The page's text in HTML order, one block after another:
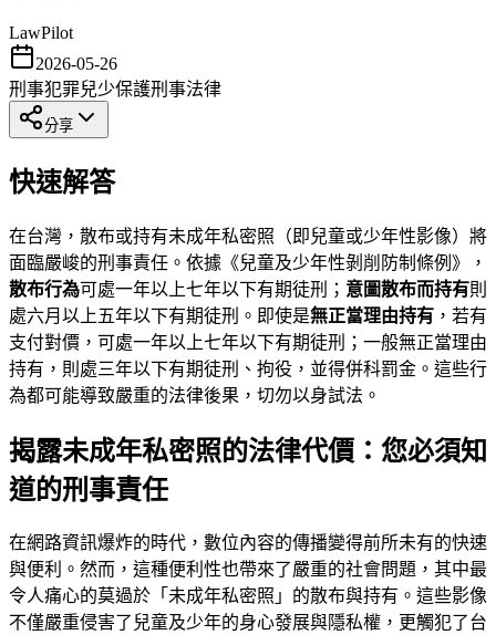
LawPilot
2026-05-26
刑事犯罪兒少保護刑事法律
分享
快速解答
在台灣，散布或持有未成年私密照（即兒童或少年性影像）將
面臨嚴峻的刑事責任。依據《兒童及少年性剝削防制條例》，
散布行為可處一年以上七年以下有期徒刑； 意圖散布而持有則
處六月以上五年以下有期徒刑。即使是無正當理由持有 ，若有
支付對價，可處一年以上七年以下有期徒刑；一般無正當理由
持有，則處三年以下有期徒刑、拘役，並得併科罰金。這些行
為都可能導致嚴重的法律後果，切勿以身試法。
揭露未成年私密照的法律代價：您必須知
道的刑事責任
在網路資訊爆炸的時代，數位內容的傳播變得前所未有的快速
與便利。然而，這種便利性也帶來了嚴重的社會問題，其中最
令人痛心的莫過於「未成年私密照」的散布與持有。這些影像
不僅嚴重侵害了兒童及少年的身心發展與隱私權，更觸犯了台